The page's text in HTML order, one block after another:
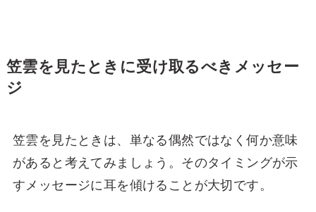
笠雲を見たときに受け取るべきメッセー
ジ
笠雲を見たときは、単なる偶然ではなく何か意味
があると考えてみましょう。そのタイミングが示
すメッセージに耳を傾けることが大切です。